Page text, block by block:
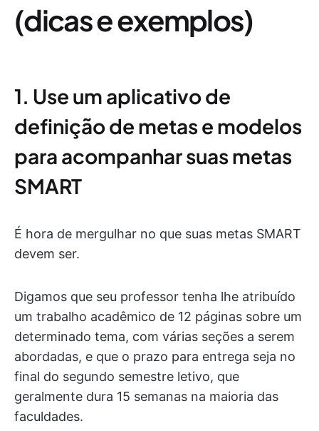
(dicas e exemplos)
1. Use um aplicativo de
definição de metas e modelos
para acompanhar suas metas
SMART
É hora de mergulhar no que suas metas SMART
devem ser.
Digamos que seu professor tenha lhe atribuído
um trabalho acadêmico de 12 páginas sobre um
determinado tema, com várias seções a serem
abordadas, e que o prazo para entrega seja no
final do segundo semestre letivo, que
geralmente dura 15 semanas na maioria das
faculdades.